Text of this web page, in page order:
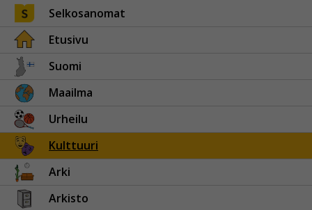
Selkosanomat
Etusivu
Suomi
Maailma
Urheilu
Kulttuuri
Arki
Arkisto